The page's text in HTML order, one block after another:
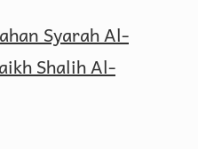
Syarah Al-
Shalih Al-